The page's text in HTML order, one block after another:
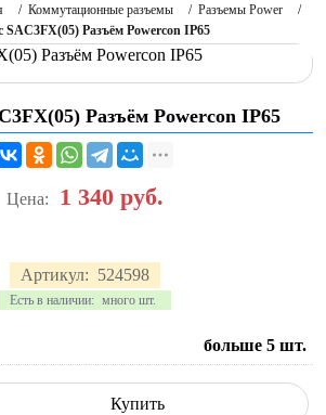
/ Коммутационные разъемы / Разъемы Power
/
SAC3FX(05) Разъём Powercon IP65
Разъём Powercon IP65
Артикул: 524598
Есть в наличии: много шт.
Цена: 1 340 руб.
больше 5 шт.
Купить